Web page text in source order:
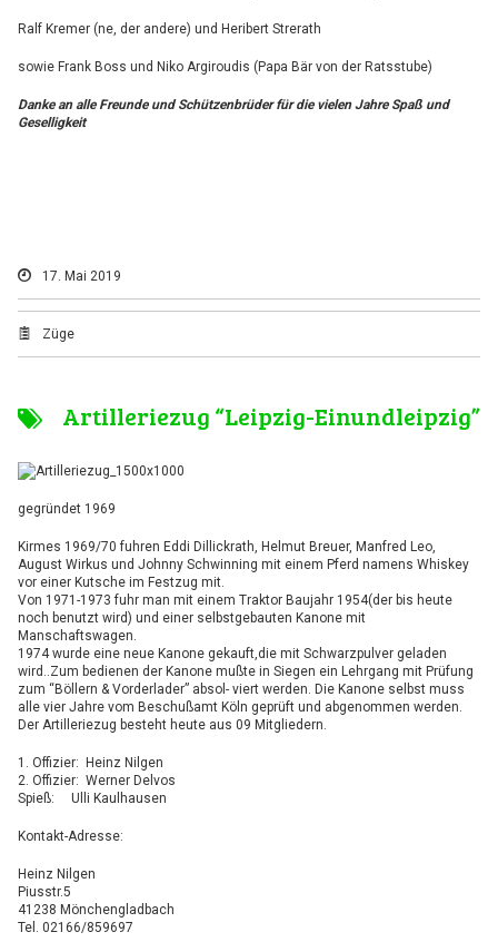
Ralf Kremer (ne, der andere) und Heribert Strerath
sowie Frank Boss und Niko Argiroudis (Papa Bär von der Ratsstube)
Danke an alle Freunde und Schützenbrüder für die vielen Jahre Spaß und
Geselligkeit
17. Mai 2019
Züge
Artilleriezug “Leipzig-Einundleipzig”
gegründet 1969
Kirmes 1969/70 fuhren Eddi Dillickrath, Helmut Breuer, Manfred Leo,
August Wirkus und Johnny Schwinning mit einem Pferd namens Whiskey
vor einer Kutsche im Festzug mit.
Von 1971-1973 fuhr man mit einem Traktor Baujahr 1954(der bis heute
noch benutzt wird) und einer selbstgebauten Kanone mit
Manschaftswagen.
1974 wurde eine neue Kanone gekauft,die mit Schwarzpulver geladen
wird..Zum bedienen der Kanone mußte in Siegen ein Lehrgang mit Prüfung
zum “Böllern & Vorderlader” absol- viert werden. Die Kanone selbst muss
alle vier Jahre vom Beschußamt Köln geprüft und abgenommen werden.
Der Artilleriezug besteht heute aus 09 Mitgliedern.
1. Offizier: Heinz Nilgen
2. Offizier: Werner Delvos
Spieß: Ulli Kaulhausen
Kontakt-Adresse:
Heinz Nilgen
Piusstr.5
41238 Mönchengladbach
Tel. 02166/859697